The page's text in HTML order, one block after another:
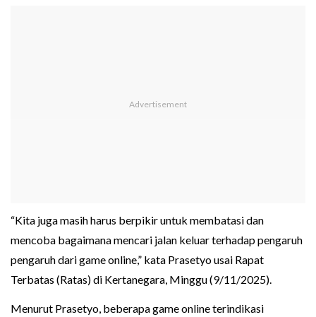
“Kita juga masih harus berpikir untuk membatasi dan
mencoba bagaimana mencari jalan keluar terhadap pengaruh
pengaruh dari game online,” kata Prasetyo usai Rapat
Terbatas (Ratas) di Kertanegara, Minggu (9/11/2025).
Menurut Prasetyo, beberapa game online terindikasi